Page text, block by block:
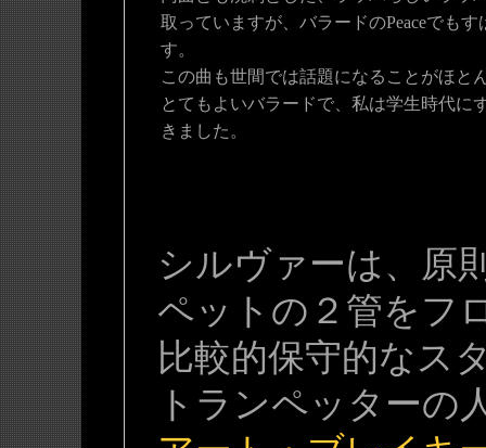
取っていますが、バラードのPeaceでも
す。
この曲も世間では話題になることがほと
とてもよいバラードで、私は学生時代に
きました。
シルヴァーは、原
ペットの２管をフ
比較的保守的なス
トランペッターの